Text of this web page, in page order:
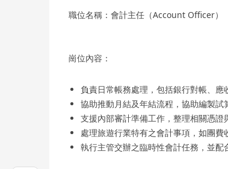
職位名稱：會計主任（Account Officer）
崗位內容：
負責日常帳務處理，包括銀行對帳、
協助推動月結及年結流程，協助編製
支援內部審計準備工作，整理相關憑
處理旅遊行業特有之會計事項，如團
執行主管交辦之臨時性會計任務，並